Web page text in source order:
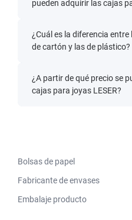
pueden adquirir las cajas
¿Cuál es la diferencia entre
de cartón y las de plástico?
¿A partir de qué precio se
cajas para joyas LESER?
Bolsas de papel
Fabricante de envases
Embalaje producto